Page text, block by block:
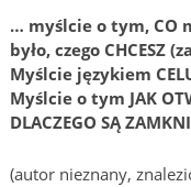
… myślcie o tym, CO
było, czego CHCESZ
Myślcie językiem
Myślcie o tym JAK
DLACZEGO SĄ
(autor nieznany,